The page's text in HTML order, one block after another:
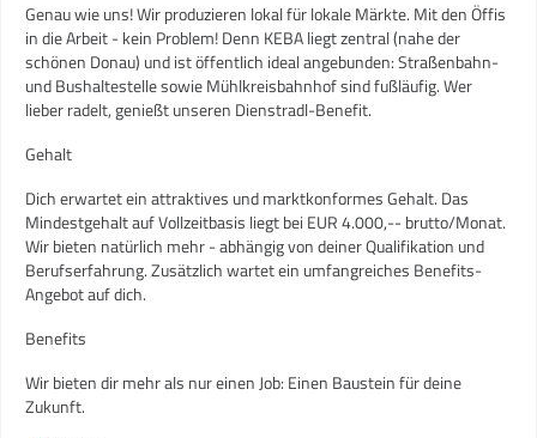
Genau wie uns! Wir produzieren lokal für lokale Märkte. Mit den Öffis
in die Arbeit - kein Problem! Denn KEBA liegt zentral (nahe der
schönen Donau) und ist öffentlich ideal angebunden: Straßenbahn-
und Bushaltestelle sowie Mühlkreisbahnhof sind fußläufig. Wer
lieber radelt, genießt unseren Dienstradl-Benefit.
Gehalt
Dich erwartet ein attraktives und marktkonformes Gehalt. Das
Mindestgehalt auf Vollzeitbasis liegt bei EUR 4.000,-- brutto/Monat.
Wir bieten natürlich mehr - abhängig von deiner Qualifikation und
Berufserfahrung. Zusätzlich wartet ein umfangreiches Benefits-
Angebot auf dich.
Benefits
Wir bieten dir mehr als nur einen Job: Einen Baustein für deine
Zukunft.